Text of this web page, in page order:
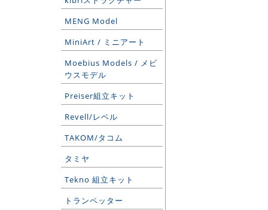
MENG Model
MiniArt / ミニアート
Moebius Models / メビ
ウスモデル
Preiser組立キット
Revell/レベル
TAKOM/タコム
タミヤ
Tekno 組立キット
トランペッター